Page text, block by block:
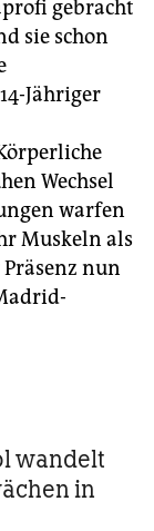
gebracht
sie schon
Jähriger
Wechsel
warfen
Muskeln als
nun
wandelt
in